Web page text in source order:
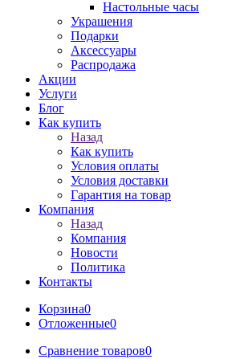
Настольные часы
Украшения
Подарки
Аксессуары
Распродажа
Акции
Услуги
Блог
Как купить
Назад
Как купить
Условия оплаты
Условия доставки
Гарантия на товар
Компания
Назад
Компания
Новости
Политика
Контакты
Корзина0
Отложенные0
Сравнение товаров0